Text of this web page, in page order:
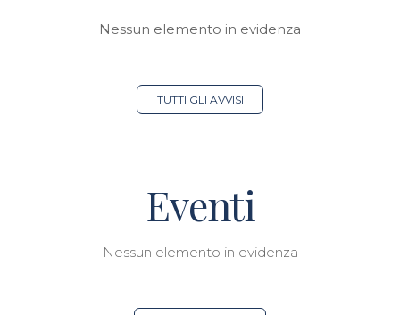
Nessun elemento in evidenza
TUTTI GLI AVVISI
Eventi
Nessun elemento in evidenza